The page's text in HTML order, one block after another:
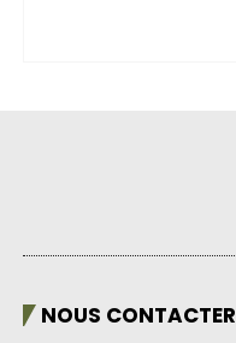
NOUS CONTACTER